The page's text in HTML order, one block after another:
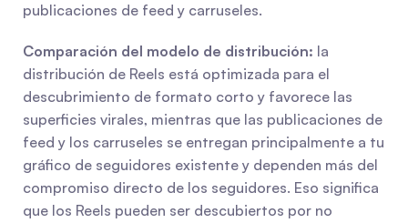
publicaciones de feed y carruseles.
Comparación del modelo de distribución: la
distribución de Reels está optimizada para el
descubrimiento de formato corto y favorece las
superficies virales, mientras que las publicaciones de
feed y los carruseles se entregan principalmente a tu
gráfico de seguidores existente y dependen más del
compromiso directo de los seguidores. Eso significa
que los Reels pueden ser descubiertos por no